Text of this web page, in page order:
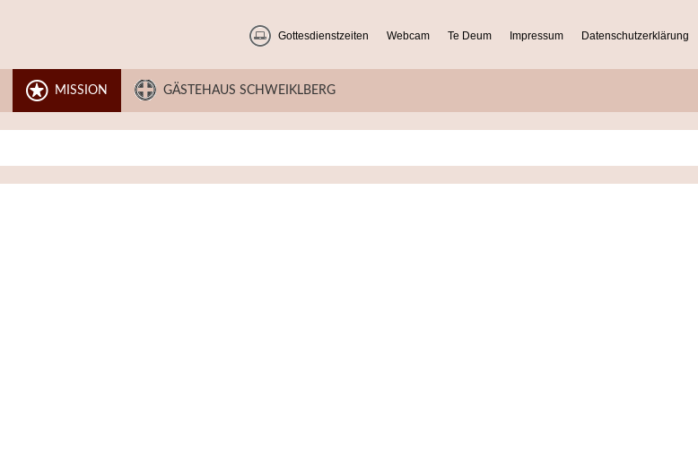
Gottesdienstzeiten Webcam Te Deum Impressum Datenschutzerklärung
MISSION GÄSTEHAUS SCHWEIKLBERG